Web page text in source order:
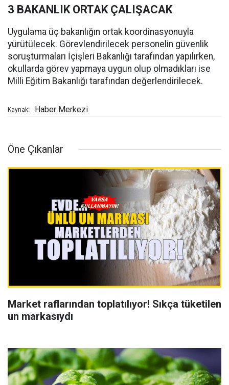
3 BAKANLIK ORTAK ÇALIŞACAK
Uygulama üç bakanlığın ortak koordinasyonuyla
yürütülecek. Görevlendirilecek personelin güvenlik
soruşturmaları İçişleri Bakanlığı tarafından yapılırken,
okullarda görev yapmaya uygun olup olmadıkları ise
Milli Eğitim Bakanlığı tarafından değerlendirilecek.
Kaynak: Haber Merkezi
Öne Çıkanlar
Market raflarından toplatılıyor! Sıkça tüketilen
un markasıydı